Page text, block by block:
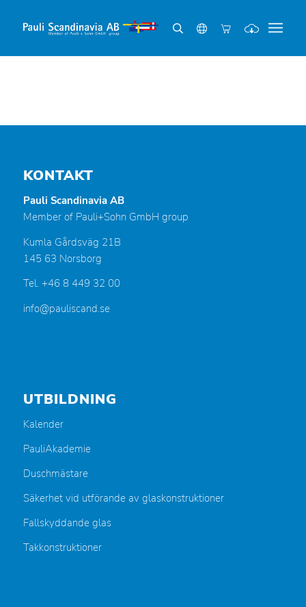
KONTAKT
Pauli Scandinavia AB
Member of Pauli+Sohn GmbH group
Kumla Gårdsväg 21B
145 63 Norsborg
Tel. +46 8 449 32 00
info@pauliscand.se
UTBILDNING
Kalender
PauliAkademie
Duschmästare
Säkerhet vid utförande av glaskonstruktioner
Fallskyddande glas
Takkonstruktioner